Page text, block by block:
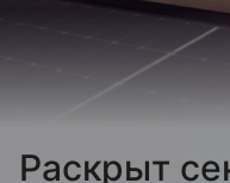
Раскрыт